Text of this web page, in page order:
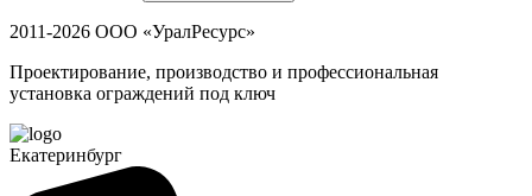
2011-2026 ООО «УралРесурс»
Проектирование, производство и профессиональная
установка ограждений под ключ
Екатеринбург